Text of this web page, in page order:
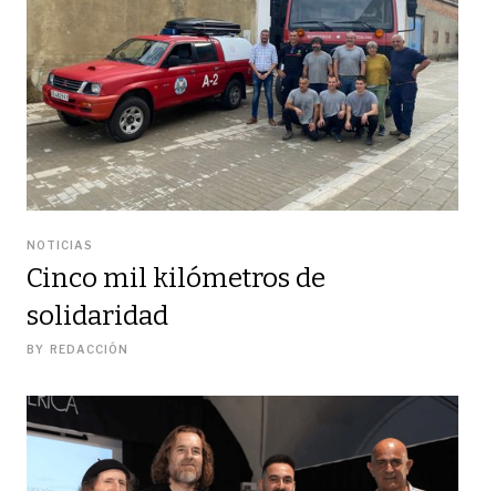
NOTICIAS
Cinco mil kilómetros de
solidaridad
BY REDACCIÓN